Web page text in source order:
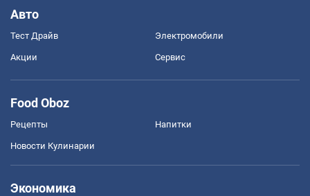
Авто
Тест Драйв Электромобили
Акции Сервис
Food Oboz
Рецепты Напитки
Новости Кулинарии
Экономика